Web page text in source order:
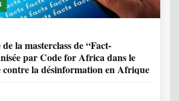
la masterclass de “Fact-
par Code for Africa dans le
contre la désinformation en Afrique